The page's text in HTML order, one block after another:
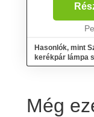
könnyedén
kerékpárodra,
az utat
Hasonlók, mint
kerékpár lámpa
lámpa
Még